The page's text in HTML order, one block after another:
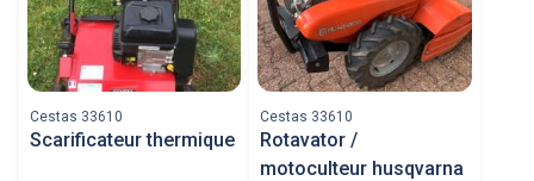
Cestas 33610
Scarificateur thermique
Cestas 33610
Rotavator /
motoculteur husqvarna